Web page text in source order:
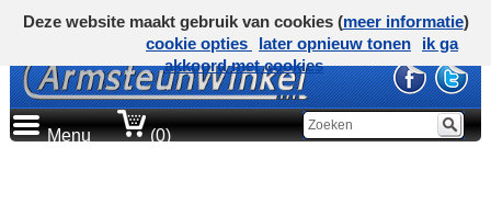
Menu (0)
Deze website maakt gebruik van cookies (meer informatie)
cookie opties
later opnieuw tonen
ik ga
akkoord met cookies